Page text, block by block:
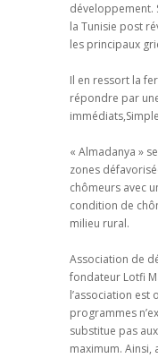
développement.
la Tunisie post
les principaux
Il en ressort la
répondre par
« Almadanya »
zones
chômeurs avec
condition de
milieu rural.
Association de
fondateur Lotfi
l’association est
programmes
substitue pas
maximum. Ainsi,